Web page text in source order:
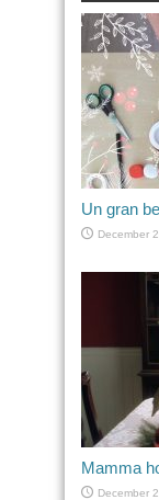
Un gran
December
Mamma
December